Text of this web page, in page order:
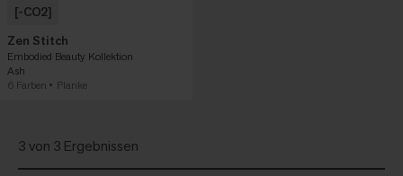
[-CO2]
Zen Stitch
Embodied Beauty Kollektion
Ash
6 Farben
Planke
3 von 3 Ergebnissen